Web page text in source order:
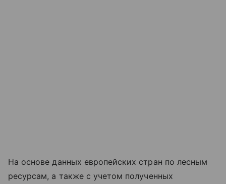
На основе данных европейских стран по лесным
ресурсам, а также с учетом полученных